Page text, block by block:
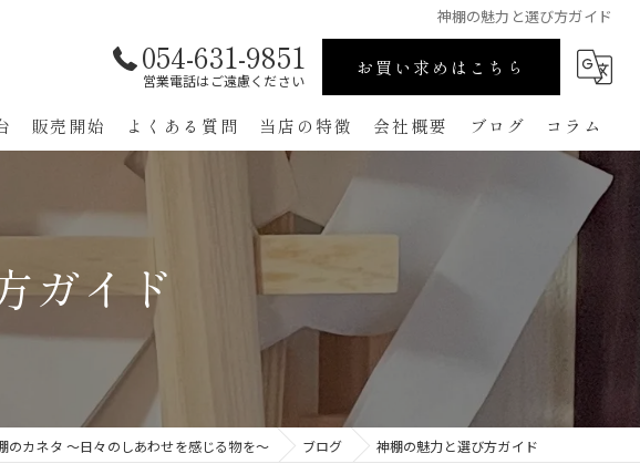
神棚の魅力と選び方ガイド
054-631-9851
営業電話はご遠慮ください
お買い求めはこちら
販売開始 よくある質問 当店の特徴 会社概要 ブログ コラム
ガイド
のカネタ ～日々のしあわせを感じる物を～ ブログ 神棚の魅力と選び方ガイド